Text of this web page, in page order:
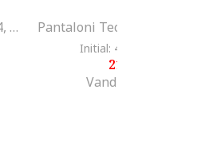
Pantaloni Tech Fleece 29124, Kaki
Initial: 434
217
Vandut de GRID